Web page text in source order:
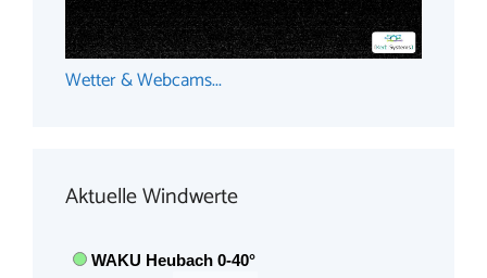
Wetter & Webcams...
Aktuelle Windwerte